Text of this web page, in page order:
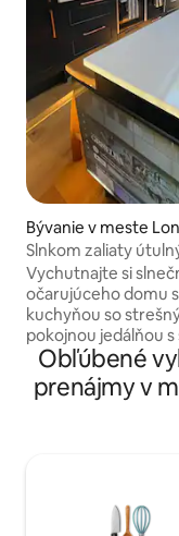
Bývanie v meste
Slnkom zaliaty
západnom Londýne
Vychutnajte si
očarujúceho domu
kuchyňou so
pokojnou jedálňou
farebného skla a
zaplavenú
pre rodiny, ktoré
ďalších 2 osoby na
(20 £/noc za
Obľúbené
prenájmy v